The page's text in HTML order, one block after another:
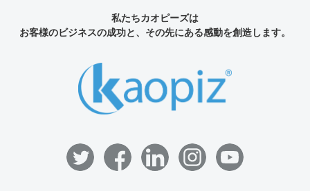
私たちカオピーズは
お客様のビジネスの成功と、その先にある感動を創造します。